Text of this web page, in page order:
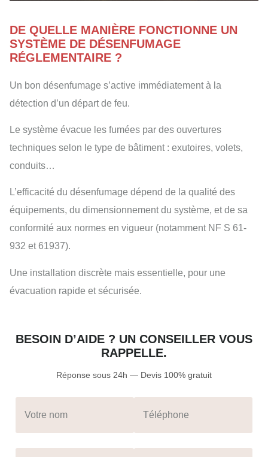
DE QUELLE MANIÈRE FONCTIONNE UN
SYSTÈME DE DÉSENFUMAGE
RÉGLEMENTAIRE ?
Un bon désenfumage s’active immédiatement à la
détection d’un départ de feu.
Le système évacue les fumées par des ouvertures
techniques selon le type de bâtiment : exutoires, volets,
conduits…
L’efficacité du désenfumage dépend de la qualité des
équipements, du dimensionnement du système, et de sa
conformité aux normes en vigueur (notamment NF S 61-
932 et 61937).
Une installation discrète mais essentielle, pour une
évacuation rapide et sécurisée.
BESOIN D’AIDE ? UN CONSEILLER VOUS
RAPPELLE.
Réponse sous 24h — Devis 100% gratuit